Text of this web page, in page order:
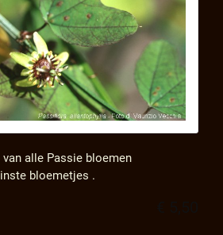
alle Passie bloemen
bloemetjes .